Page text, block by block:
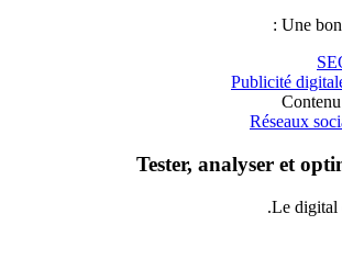
Une
Publicité
Réseaux
Tester, analyser et
Le digital